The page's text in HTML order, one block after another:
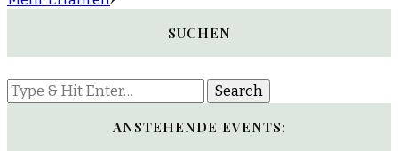
SUCHEN
Looking
for
ANSTEHENDE EVENTS: